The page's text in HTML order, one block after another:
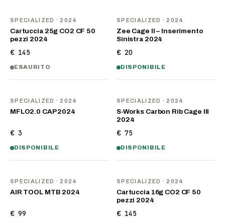
SPECIALIZED · 2024
Cartuccia 25g CO2 CF 50
pezzi 2024
€ 145
ESAURITO
SPECIALIZED · 2024
Zee Cage II – Inserimento
Sinistra 2024
€ 20
DISPONIBILE
SPECIALIZED · 2024
MFLO2.0 CAP 2024
€ 3
DISPONIBILE
SPECIALIZED · 2024
S-Works Carbon Rib Cage III
2024
€ 75
DISPONIBILE
SPECIALIZED · 2024
AIR TOOL MTB 2024
€ 99
SPECIALIZED · 2024
Cartuccia 16g CO2 CF 50
pezzi 2024
€ 145